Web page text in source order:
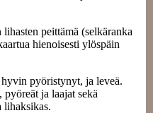
peittämä (selkäranka
hienoisesti ylöspäin
pyöristynyt, ja leveä.
ja laajat sekä
lihaksikas.